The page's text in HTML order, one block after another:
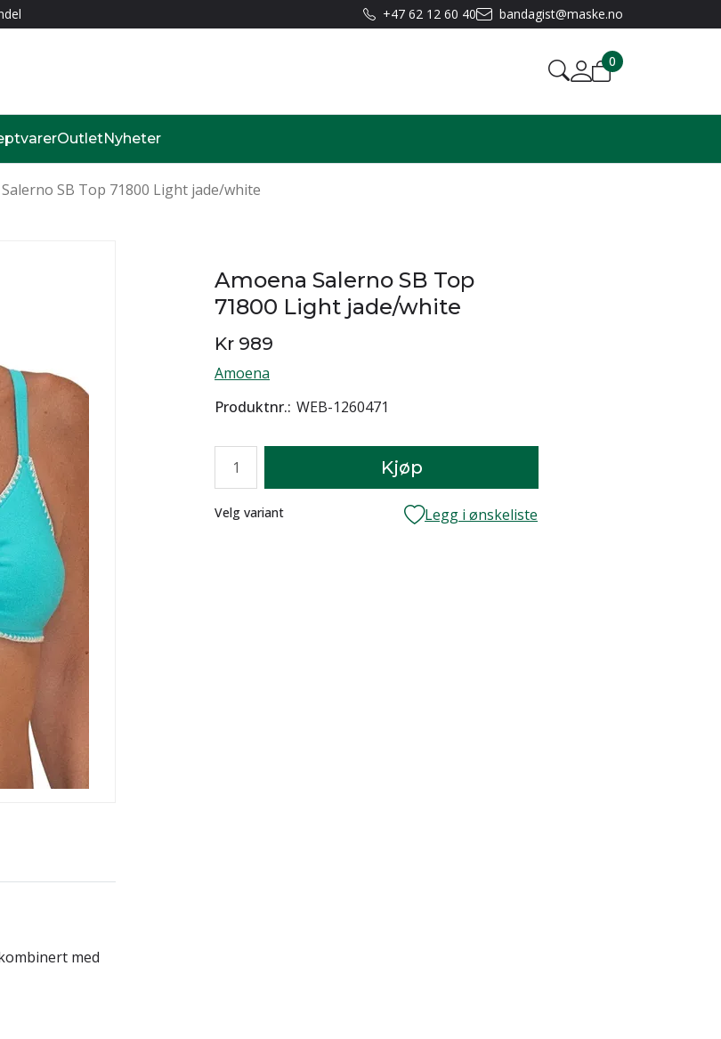
+47 62 12 60 40 bandagist@maske.no
0
OutletNyheter
SB Top 71800 Light jade/white
Amoena Salerno SB Top
71800 Light jade/white
Kr 989
Amoena
Produktnr. WEB-1260471
Kjøp
Lager
Velg variant Legg i ønskeliste
med